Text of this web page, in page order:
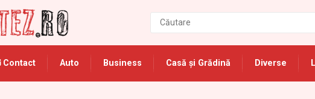
Contact Auto Business Casă și Grădină Diverse